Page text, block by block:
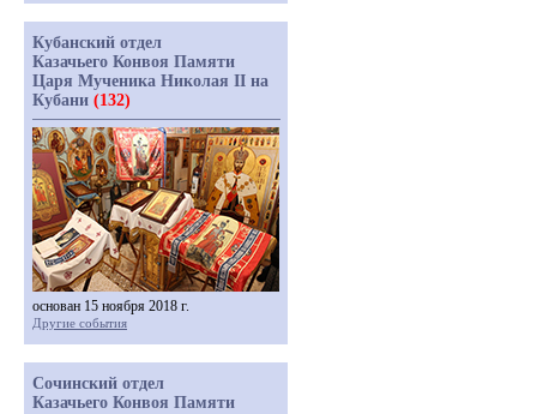
Кубанский отдел
Казачьего Конвоя Памяти
Царя Мученика Николая II на
Кубани (132)
основан 15 ноября 2018 г.
Другие события
Сочинский отдел
Казачьего Конвоя Памяти